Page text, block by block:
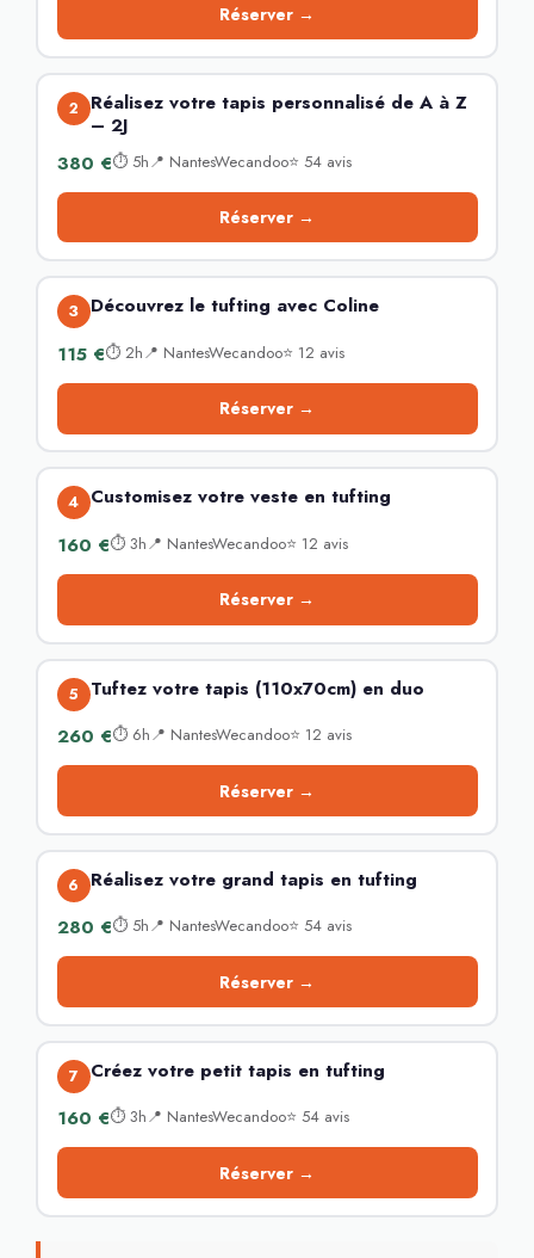
Réserver →
2 Réalisez votre tapis personnalisé de A à Z
– 2J
380 €⏱ 5h📍 NantesWecandoo⭐ 54 avis
Réserver →
3 Découvrez le tufting avec Coline
115 €⏱ 2h📍 NantesWecandoo⭐ 12 avis
Réserver →
4 Customisez votre veste en tufting
160 €⏱ 3h📍 NantesWecandoo⭐ 12 avis
Réserver →
5 Tuftez votre tapis (110x70cm) en duo
260 €⏱ 6h📍 NantesWecandoo⭐ 12 avis
Réserver →
6 Réalisez votre grand tapis en tufting
280 €⏱ 5h📍 NantesWecandoo⭐ 54 avis
Réserver →
7 Créez votre petit tapis en tufting
160 €⏱ 3h📍 NantesWecandoo⭐ 54 avis
Réserver →